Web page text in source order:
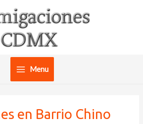
Main
Menu
en Barrio Chino